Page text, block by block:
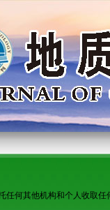
何其他机构和个人收取